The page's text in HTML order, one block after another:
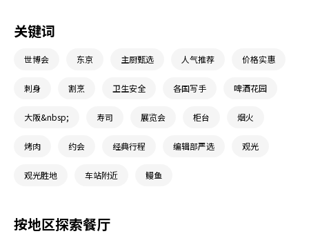
关键词
世博会 东京 主厨甄选 人气推荐 价格实惠
刺身 割烹 卫生安全 各国写手 啤酒花园
大阪&nbsp; 寿司 展览会 柜台 烟火
烤肉 约会 经典行程 编辑部严选 观光
观光胜地 车站附近 鳗鱼
按地区探索餐厅